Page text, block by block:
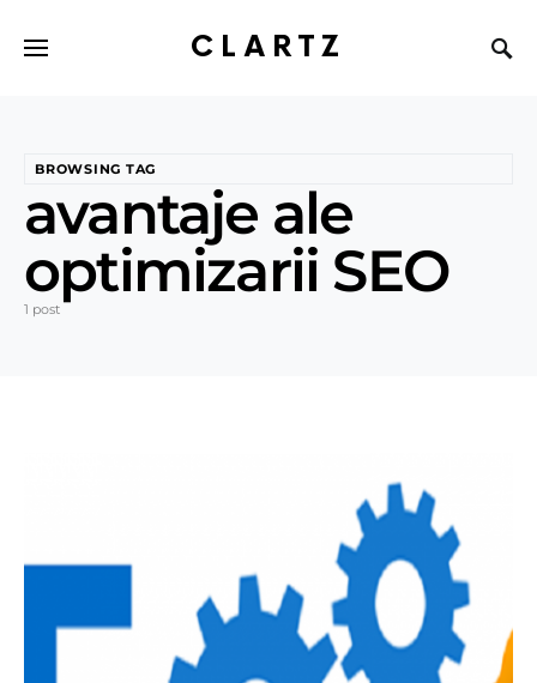
CLARTZ
BROWSING TAG
avantaje ale
optimizarii SEO
1 post